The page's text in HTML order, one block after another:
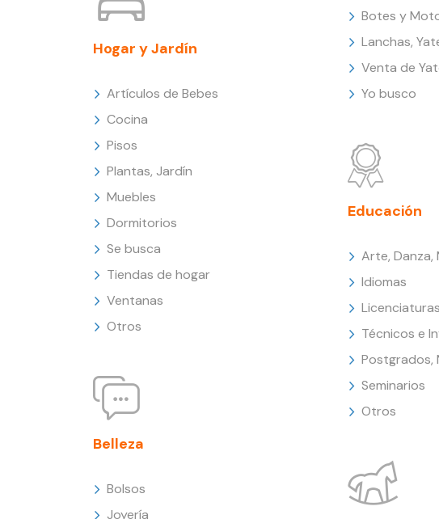
Hogar y Jardín
Artículos de Bebes
Cocina
Pisos
Plantas, Jardín
Muebles
Dormitorios
Se busca
Tiendas de hogar
Ventanas
Otros
Belleza
Bolsos
Joyería
Botes y
Lanchas,
Venta de
Yo busco
Educación
Arte, Danza,
Idiomas
Licenciaturas
Técnicos e
Postgrados,
Seminarios
Otros